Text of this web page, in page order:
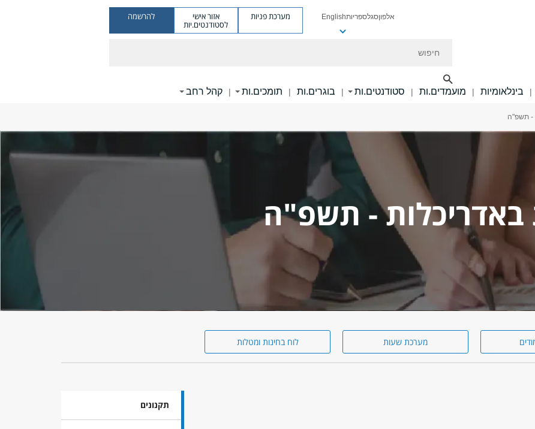
אלפוןסגלספריותEnglish מערכת פניות אזור אישי
לסטודנטים.יות
להרשמה
| בינלאומיות | מועמדים.ות | סטודנטים.ות | בוגרים.ות | תומכים.ות | קהל רחב
- תשפ"ה
באדריכלות - תשפ"ה
מערכת שעות לוח בחינות ומטלות
תקנונים